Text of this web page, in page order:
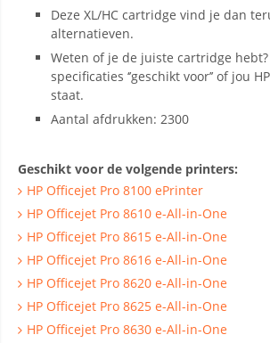
Deze XL/HC cartridge vind je dan
alternatieven.
Weten of je de juiste cartridge
specificaties ‘’geschikt voor’’ of jou
staat.
Aantal afdrukken: 2300
Geschikt voor de volgende printers:
HP Officejet Pro 8100 ePrinter
HP Officejet Pro 8610 e-All-in-One
HP Officejet Pro 8615 e-All-in-One
HP Officejet Pro 8616 e-All-in-One
HP Officejet Pro 8620 e-All-in-One
HP Officejet Pro 8625 e-All-in-One
HP Officejet Pro 8630 e-All-in-One